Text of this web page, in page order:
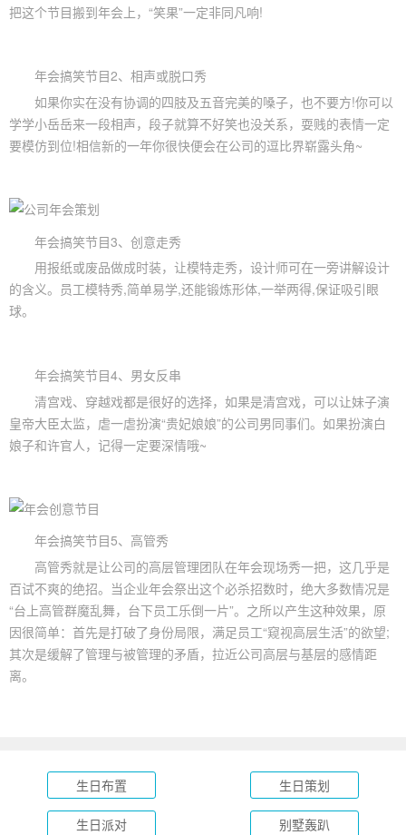
把这个节目搬到年会上，“笑果”一定非同凡响!
年会搞笑节目2、相声或脱口秀
如果你实在没有协调的四肢及五音完美的嗓子，也不要方!你可以
学学小岳岳来一段相声，段子就算不好笑也没关系，耍贱的表情一定
要模仿到位!相信新的一年你很快便会在公司的逗比界崭露头角~
年会搞笑节目3、创意走秀
用报纸或废品做成时装，让模特走秀，设计师可在一旁讲解设计
的含义。员工模特秀,简单易学,还能锻炼形体,一举两得,保证吸引眼
球。
年会搞笑节目4、男女反串
清宫戏、穿越戏都是很好的选择，如果是清宫戏，可以让妹子演
皇帝大臣太监，虐一虐扮演“贵妃娘娘”的公司男同事们。如果扮演白
娘子和许官人，记得一定要深情哦~
年会搞笑节目5、高管秀
高管秀就是让公司的高层管理团队在年会现场秀一把，这几乎是
百试不爽的绝招。当企业年会祭出这个必杀招数时，绝大多数情况是
“台上高管群魔乱舞，台下员工乐倒一片”。之所以产生这种效果，原
因很简单：首先是打破了身份局限，满足员工“窥视高层生活”的欲望;
其次是缓解了管理与被管理的矛盾，拉近公司高层与基层的感情距
离。
生日布置 生日策划
生日派对 别墅轰趴